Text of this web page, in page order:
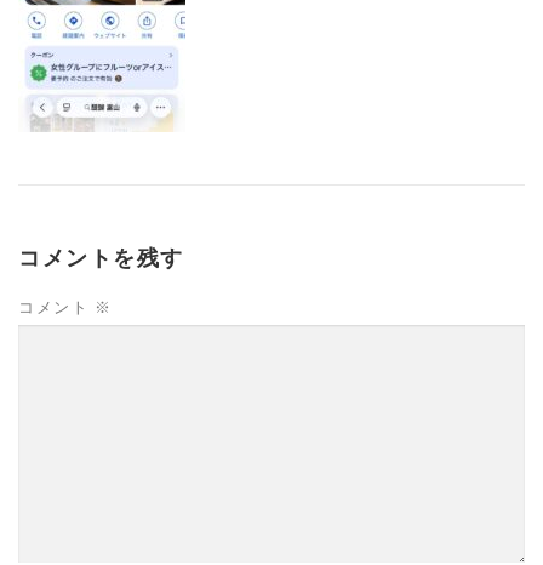
コメントを残す
コメント ※